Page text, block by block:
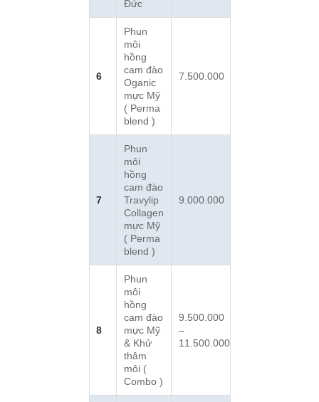
Đức
6
Phun
môi
hồng
cam đào
Oganic
mực Mỹ
( Perma
blend )
7.500.000
7
Phun
môi
hồng
cam đào
Travylip
Collagen
mực Mỹ
( Perma
blend )
9.000.000
8
Phun
môi
hồng
cam đào
mực Mỹ
& Khử
thâm
môi (
Combo )
9.500.000
–
11.500.000